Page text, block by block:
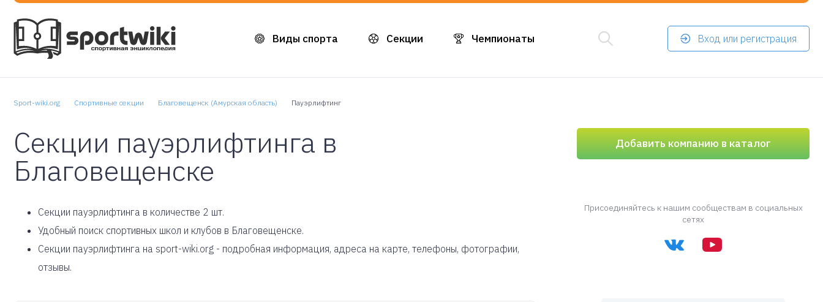
Виды спорта Секции Чемпионаты Вход или регистрация
Sport-wiki.org Спортивные секции Благовещенск (Амурская область) Пауэрлифтинг
Секции пауэрлифтинга в
Благовещенске
Cекции пауэрлифтинга в количестве 2 шт.
Удобный поиск спортивных школ и клубов в Благовещенске.
Секции пауэрлифтинга на sport-wiki.org - подробная информация, адреса на карте, телефоны, фотографии,
отзывы.
Добавить компанию в каталог
Присоединяйтесь к нашим сообществам в социальных
сетях